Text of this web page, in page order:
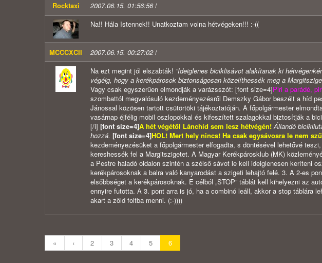
Rocktaxi 2007.06.15. 01:56:56/
Na!! Hála Istennek!! Unatkoztam volna hétvégeken!!! :-((
MCCCXCII 2007.06.15. 00:27:02/
Na ezt megint jól elszabták! ”Ideiglenes biciklisávot alakítanak ki
végéig, hogy a kerékpárosok biztonságosan közelíthessék meg a
Vagy csak egyszerűen elmondják a varázsszót: [font size=4]Piri a parádé,
szombattól megvalósuló kezdeményezésről Demszky Gábor beszélt a híd
Jánossal közösen tartott csütörtöki tájékoztatóján. A főpolgármester
vasárnap éjfélig mobil oszlopokkal és kifeszített szalagokkal biztosítják a
[/i] [font size=4]A hét végétől Lánchíd sem lesz hétvégén! Állandó
hozzá. [font size=4]HOL! Mert hely nincs! Ha csak egysávosra le nem
kezdeményezésüket a főpolgármester elfogadta, s döntésével lehetővé
kereshessék fel a Margitszigetet. A Magyar Kerékpárosklub (MK)
a Pestre haladó oldalon szintén a szélső sávot le kell ideiglenesen keríteni
kerékpárosoknak a balra való kanyarodást a szigeti lehajtó felé. 3. A 2-es
elsőbbséget a kerékpárosoknak. E célból „STOP” táblát kell kihelyezni az
ennyire futotta. A 3. pont arra is jó, ha a combinó leáll, akkor a stop táblára
akart a zöld foltba menni. (:-))))
« ‹ 2 3 4 5 6